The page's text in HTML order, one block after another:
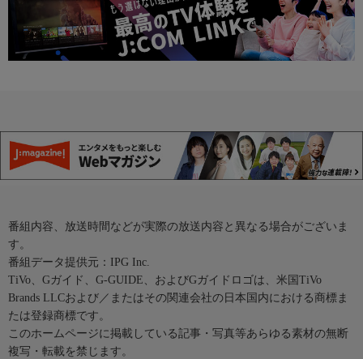
番組内容、放送時間などが実際の放送内容と異なる場合がございま
す。
番組データ提供元：IPG Inc.
TiVo、Gガイド、G-GUIDE、およびGガイドロゴは、米国TiVo
Brands LLCおよび／またはその関連会社の日本国内における商標ま
たは登録商標です。
このホームページに掲載している記事・写真等あらゆる素材の無断
複写・転載を禁じます。